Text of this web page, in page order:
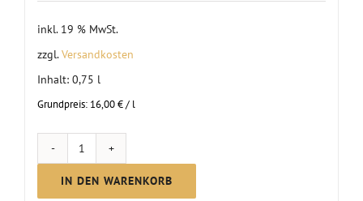
inkl. 19 % MwSt.
zzgl.Versandkosten
Inhalt: 0,75 l
Grundpreis: 16,00€/ l
MC
Scheurebe
IN DEN WARENKORB